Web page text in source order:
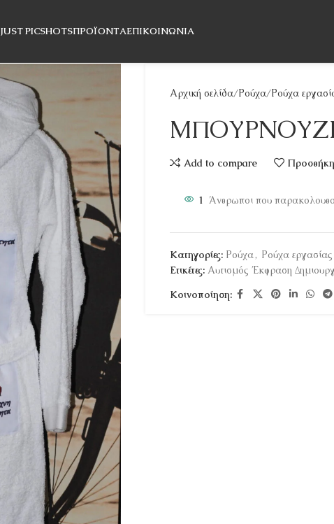
JUST PICSHOTSΠΡΟΪΌΝΤΑΕΠΙΚΟΙΝΩΝΊΑ
Αρχική σελίδα Ρούχα Ρούχα
ΜΠΟΥΡΝΟΥΖΙ
Add to compare Προσθήκη
1 Άνθρωποι που
Κατηγορίες: Ρούχα, Ρούχα εργασίας
Ετικέτες: Αυτισμός Έκφραση
Κοινοποίηση: